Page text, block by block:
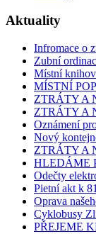
Aktuality
Infromace o
Zubní
Místní
MÍSTNÍ
ZTRÁTY A
ZTRÁTY A
Oznámení
Nový
ZTRÁTY A
HLEDÁME
Odečty
Pietní akt k
Oprava
Cyklobusy
PŘEJEME